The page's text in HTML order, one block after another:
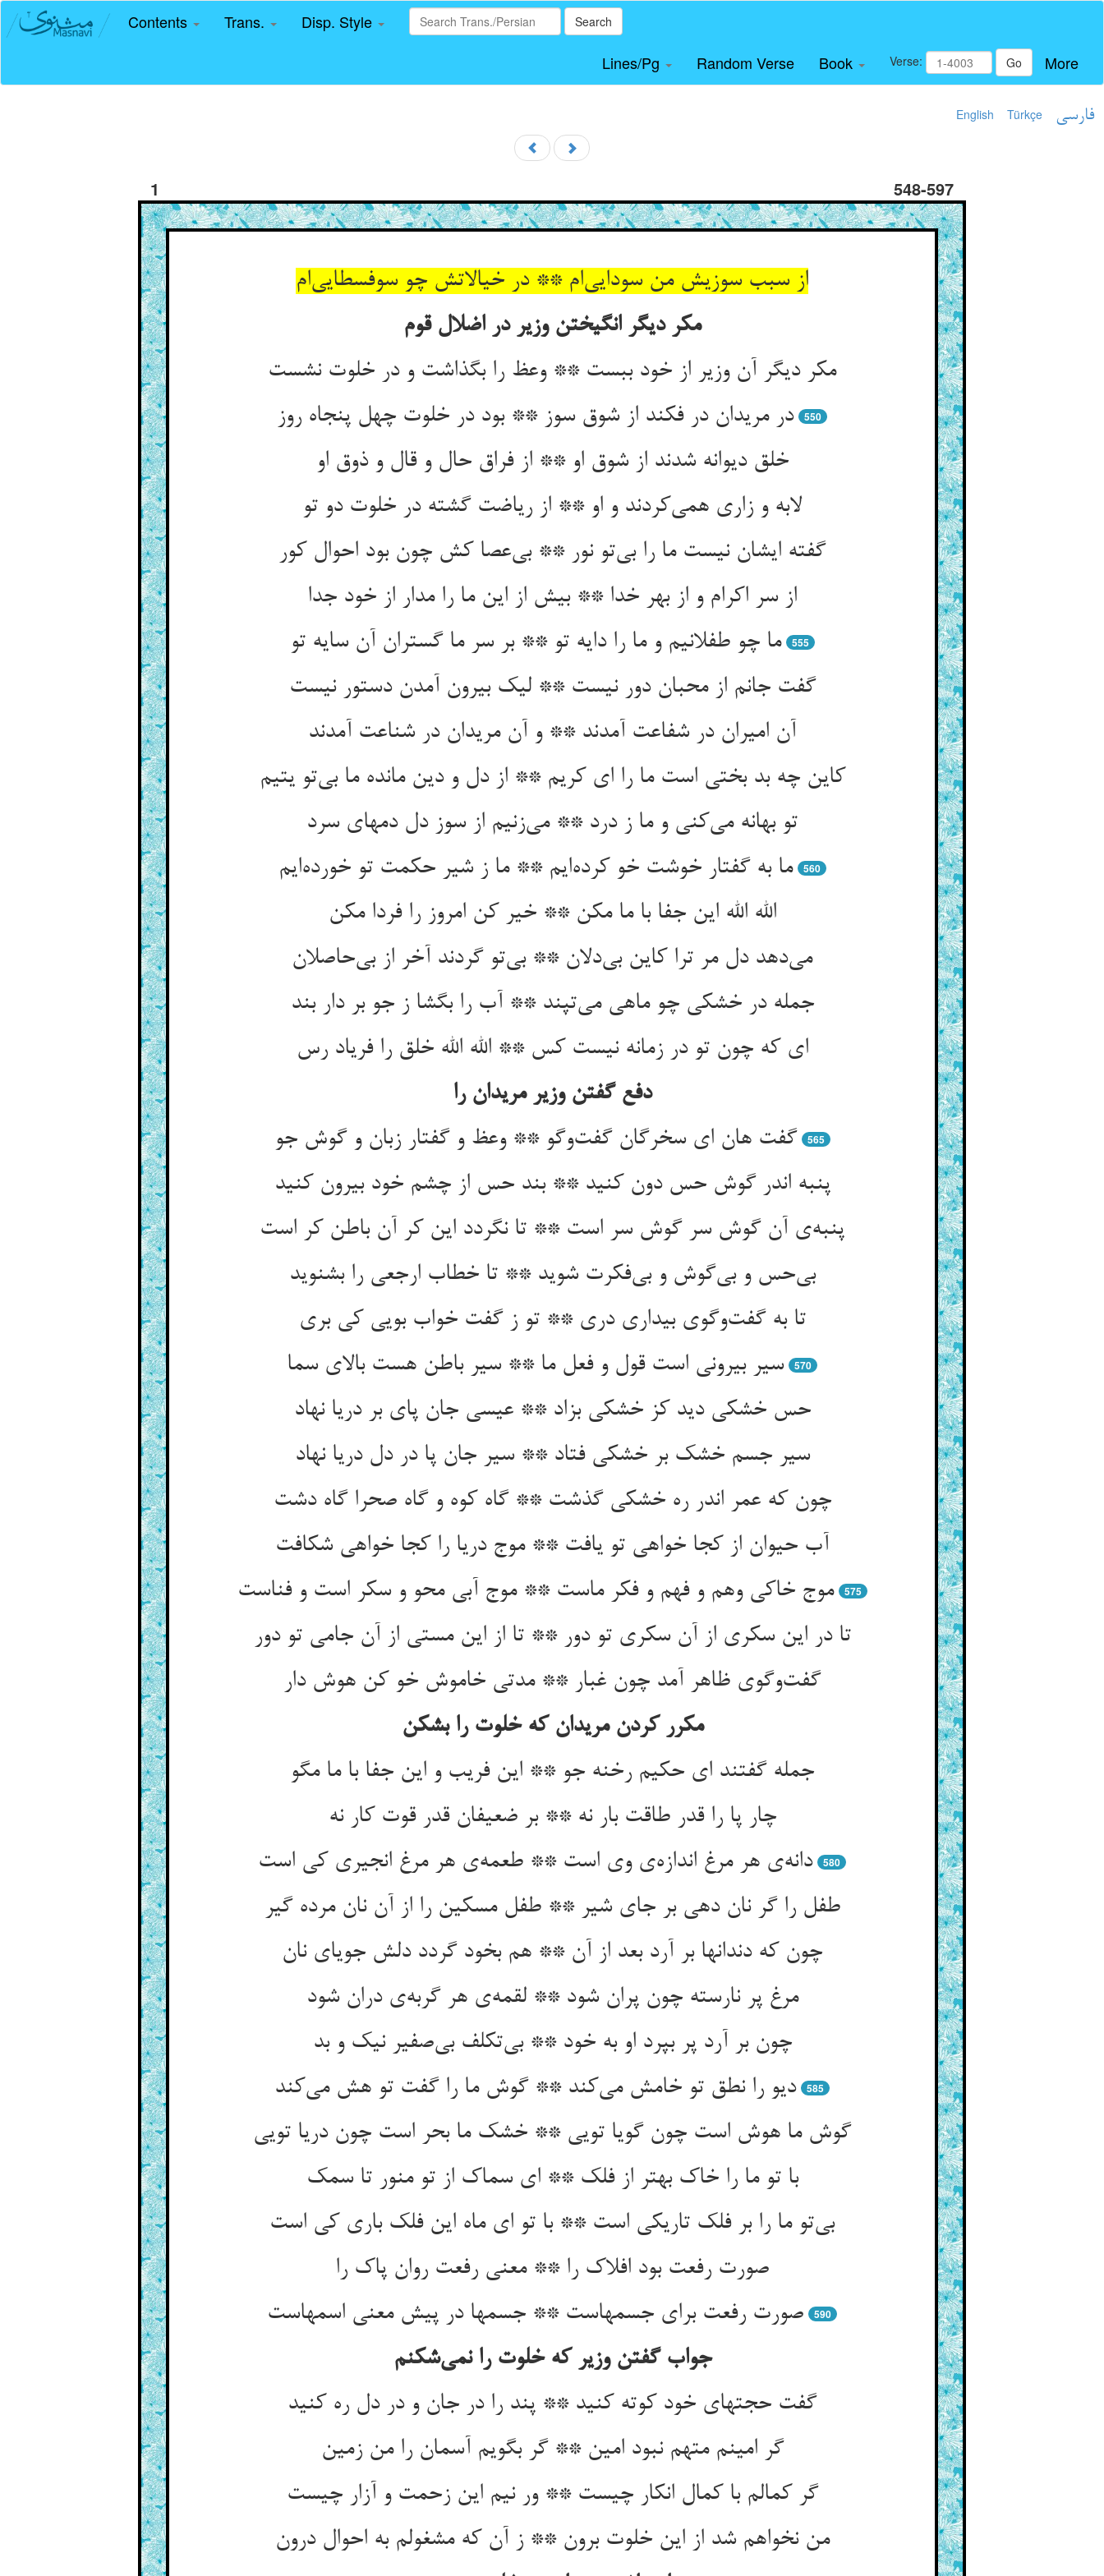
Contents Trans. Disp. Style Search
Lines/Pg Random Verse Book Verse: Go More
English Türkçe فارسی
1 548-597
مکر دیگر انگیختن وزیر در اضلال قوم
در مریدان در فکند از شوق سوز ** بود در خلوت چهل پنجاه روز
550
خلق دیوانه شدند از شوق او ** از فراق حال و قال و ذوق او
لابه و زاری همی‌‌کردند و او ** از ریاضت گشته در خلوت دو تو
گفته ایشان نیست ما را بی‌‌تو نور ** بی‌‌عصا کش چون بود احوال کور
از سر اکرام و از بهر خدا ** بیش از این ما را مدار از خود جدا
ما چو طفلانیم و ما را دایه تو ** بر سر ما گستران آن سایه تو
555
گفت جانم از محبان دور نیست ** لیک بیرون آمدن دستور نیست‌‌
آن امیران در شفاعت آمدند ** و آن مریدان در شناعت آمدند
کاین چه بد بختی است ما را ای کریم ** از دل و دین مانده ما بی‌‌تو یتیم‌‌
تو بهانه می‌‌کنی و ما ز درد ** می‌‌زنیم از سوز دل دمهای سرد
ما به گفتار خوشت خو کرده‌‌ایم ** ما ز شیر حکمت تو خورده‌‌ایم‌‌
560
الله الله این جفا با ما مکن ** خیر کن امروز را فردا مکن‌‌
جمله در خشکی چو ماهی می‌‌تپند ** آب را بگشا ز جو بر دار بند
ای که چون تو در زمانه نیست کس ** الله الله خلق را فریاد رس‌‌
دفع گفتن وزیر مریدان را
گفت هان ای سخرگان گفت‌‌وگو ** وعظ و گفتار زبان و گوش جو
565
پنبه اندر گوش حس دون کنید ** بند حس از چشم خود بیرون کنید
بی‌‌حس و بی‌‌گوش و بی‌‌فکرت شوید ** تا خطاب ارجعی را بشنوید
تا به گفت‌‌وگوی بیداری دری ** تو ز گفت خواب بویی کی بری‌‌
سیر بیرونی است قول و فعل ما ** سیر باطن هست بالای سما
570
حس خشکی دید کز خشکی بزاد ** عیسی جان پای بر دریا نهاد
سیر جسم خشک بر خشکی فتاد ** سیر جان پا در دل دریا نهاد
چون که عمر اندر ره خشکی گذشت ** گاه کوه و گاه صحرا گاه دشت‌‌
موج خاکی وهم و فهم و فکر ماست ** موج آبی محو و سکر است و فناست‌‌
575
تا در این سکری از آن سکری تو دور ** تا از این مستی از آن جامی تو دور
گفت‌‌وگوی ظاهر آمد چون غبار ** مدتی خاموش خو کن هوش دار
مکرر کردن مریدان که خلوت را بشکن
جمله گفتند ای حکیم رخنه جو ** این فریب و این جفا با ما مگو
چار پا را قدر طاقت بار نه ** بر ضعیفان قدر قوت کار نه‌‌
580
طفل را گر نان دهی بر جای شیر ** طفل مسکین را از آن نان مرده گیر
مرغ پر نارسته چون پران شود ** لقمه‌‌ی هر گربه‌‌ی دران شود
چون بر آرد پر بپرد او به خود ** بی‌‌تکلف بی‌‌صفیر نیک و بد
دیو را نطق تو خامش می‌‌کند ** گوش ما را گفت تو هش می‌‌کند
585
با تو ما را خاک بهتر از فلک ** ای سماک از تو منور تا سمک‌‌
صورت رفعت بود افلاک را ** معنی رفعت روان پاک را
590
جواب گفتن وزیر که خلوت را نمی‌‌شکنم
گفت حجتهای خود کوته کنید ** پند را در جان و در دل ره کنید
گر امینم متهم نبود امین ** گر بگویم آسمان را من زمین‌‌
گر کمالم با کمال انکار چیست ** ور نیم این زحمت و آزار چیست‌‌
من نخواهم شد از این خلوت برون ** ز آن که مشغولم به احوال درون‌‌